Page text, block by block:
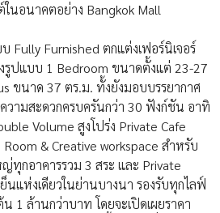
ในอนาคตอย่าง Bangkok Mall
Fully Furnished ตกแต่งเฟอร์นิเจอร์
ปแบบ 1 Bedroom ขนาดตั้งแต่ 23-27
ขนาด 37 ตร.ม. ทั้งยังมอบบรรยากาศ
วามสะดวกครบครันกว่า 30 ฟังก์ชัน อาทิ
Volume สูงโปร่ง Private Cafe
& Creative workspace สำหรับ
ทุกอาคารรวม 3 สระ และ Private
นแห่งเดียวในย่านบางนา รองรับทุกไลฟ์
1 ล้านกว่าบาท โดยจะเปิดเผยราคา